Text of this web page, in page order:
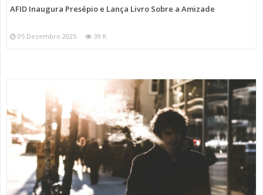
AFID Inaugura Presépio e Lança Livro Sobre a Amizade
05 Dezembro 2025 39 K